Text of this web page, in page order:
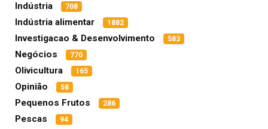
Indústria 708
Indústria alimentar 1882
Investigacao & Desenvolvimento 583
Negócios 770
Olivicultura 165
Opinião 58
Pequenos Frutos 286
Pescas 94